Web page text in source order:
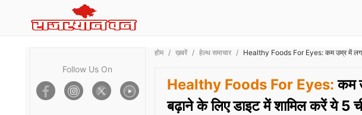
Follow Us On
होम ख़बरें हेल्थ समाचार Healthy Foods For Eyes: कम उम्र में लग
Healthy Foods For Eyes: कम
बढ़ाने के लिए डाइट में शामिल करें ये 5